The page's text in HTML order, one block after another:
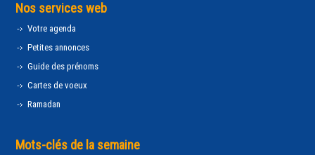
Nos services web
Votre agenda
Petites annonces
Guide des prénoms
Cartes de voeux
Ramadan
Mots-clés de la semaine